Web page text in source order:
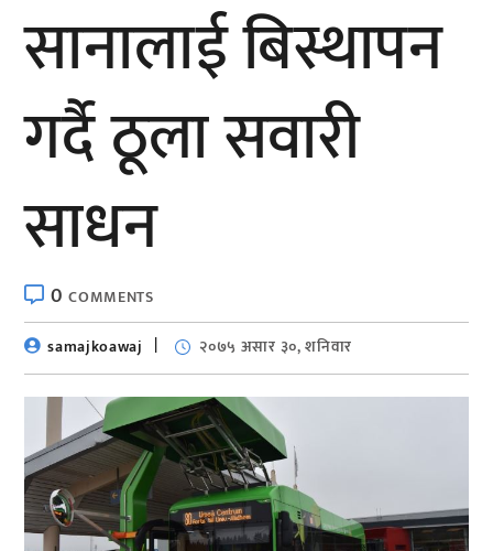
सानालाई बिस्थापन
गर्दै ठूला सवारी
साधन
0COMMENTS
samajkoawaj
२०७५ असार ३०, शनिवार